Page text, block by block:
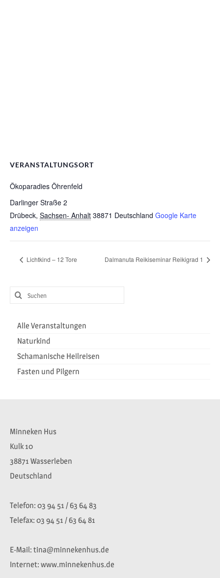
VERANSTALTUNGSORT
Ökoparadies Öhrenfeld
Darlinger Straße 2
Drübeck, Sachsen- Anhalt 38871 Deutschland Google Karte
anzeigen
Lichtkind – 12 Tore Dalmanuta Reikiseminar Reikigrad 1
Suchen
Alle Veranstaltungen
Naturkind
Schamanische Heilreisen
Fasten und Pilgern
Minneken Hus
Kulk 10
38871 Wasserleben
Deutschland
Telefon: 03 94 51 / 63 64 83
Telefax: 03 94 51 / 63 64 81
E-Mail: tina@minnekenhus.de
Internet: www.minnekenhus.de